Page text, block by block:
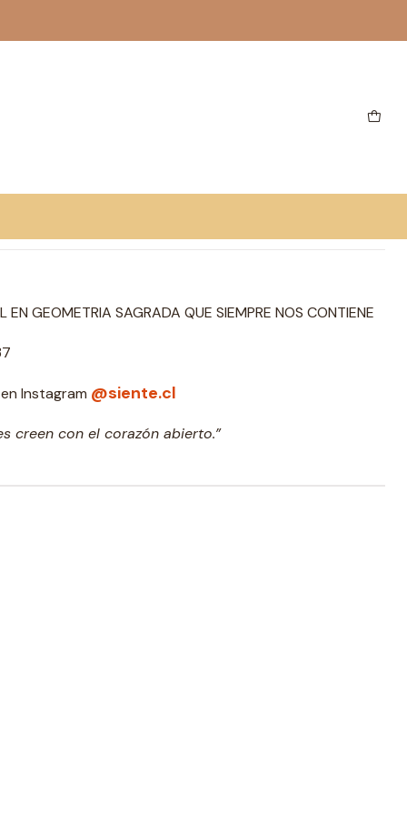
EN GEOMETRIA SAGRADA QUE SIEMPRE NOS CONTIENE
Instagram @siente.cl
creen con el corazón abierto.”